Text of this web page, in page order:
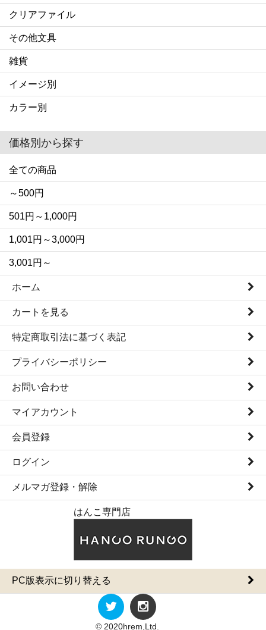
クリアファイル
その他文具
雑貨
イメージ別
カラー別
価格別から探す
全ての商品
～500円
501円～1,000円
1,001円～3,000円
3,001円～
ホーム
カートを見る
特定商取引法に基づく表記
プライバシーポリシー
お問い合わせ
マイアカウント
会員登録
ログイン
メルマガ登録・解除
はんこ専門店
PC版表示に切り替える
© 2020hrem,Ltd.